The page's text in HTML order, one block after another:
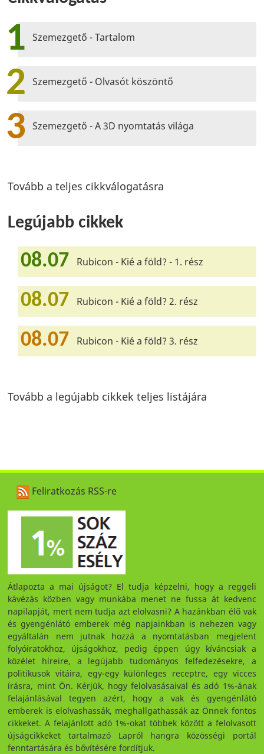
1 Szemezgető - Tartalom
2 Szemezgető - Olvasót köszöntő
3 Szemezgető - A 3D nyomtatás világa
Tovább a teljes cikkválogatásra
Legújabb cikkek
08.07 Rubicon - Kié a föld? - 1. rész
08.07 Rubicon - Kié a föld? 2. rész
08.07 Rubicon - Kié a föld? 3. rész
Tovább a legújabb cikkek teljes listájára
Feliratkozás RSS-re
Átlapozta a mai újságot? El tudja képzelni, hogy a reggeli
kávézás közben vagy munkába menet ne fussa át kedvenc
napilapját, mert nem tudja azt elolvasni? A hazánkban élő vak
és gyengénlátó emberek még napjainkban is nehezen vagy
egyáltalán nem jutnak hozzá a nyomtatásban megjelent
folyóiratokhoz, újságokhoz, pedig éppen úgy kíváncsiak a
közélet híreire, a legújabb tudományos felfedezésekre, a
politikusok vitáira, egy-egy különleges receptre, egy vicces
írásra, mint Ön. Kérjük, hogy felolvasásaival és adó 1%-ának
felajánlásával tegyen azért, hogy a vak és gyengénlátó
emberek is elolvashassák, meghallgathassák az Önnek fontos
cikkeket. A felajánlott adó 1%-okat többek között a felolvasott
újságcikkeket tartalmazó Lapról hangra közösségi portál
fenntartására és bővítésére fordítjuk.